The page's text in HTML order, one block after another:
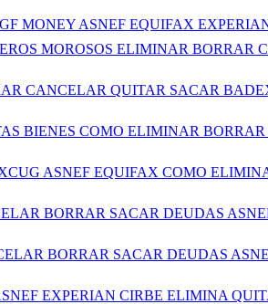
MONEY ASNEF EQUIFAX
MOROSOS ELIMINAR BORRAR
CANCELAR QUITAR SACAR
BIENES COMO ELIMINAR
ASNEF EQUIFAX COMO
BORRAR SACAR DEUDAS
BORRAR SACAR DEUDAS
EXPERIAN CIRBE ELIMINA